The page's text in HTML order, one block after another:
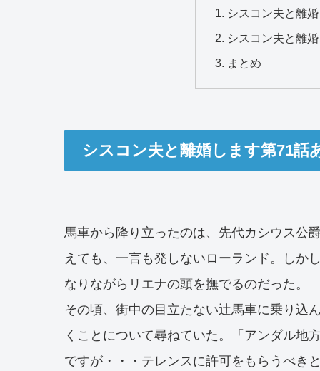
シスコン夫と離
シスコン夫と離
まとめ
シスコン夫と離婚します第71話
馬車から降り立ったのは、先代カシウス公
えても、一言も発しないローランド。しか
なりながらリエナの頭を撫でるのだった。
その頃、街中の目立たない辻馬車に乗り込
くことについて尋ねていた。「アンダル地
ですが・・・テレンスに許可をもらうべき